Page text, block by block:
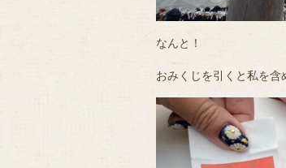
なんと！
おみくじを引くと私を含